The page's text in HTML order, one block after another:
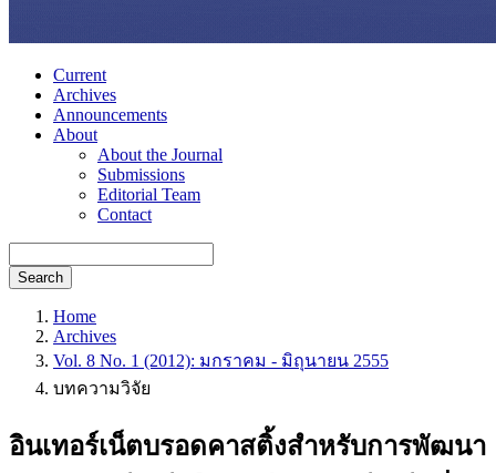
Current
Archives
Announcements
About
About the Journal
Submissions
Editorial Team
Contact
Search
Home
Archives
Vol. 8 No. 1 (2012): มกราคม - มิถุนายน 2555
บทความวิจัย
อินเทอร์เน็ตบรอดคาสติ้งสำหรับการพัฒนา